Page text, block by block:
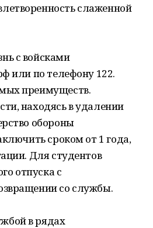
слаженной
с войсками
или по телефону 122.
преимуществ.
находясь в удалении
обороны
сроком от 1 года,
Для студентов
отпуска с
со службы.
в рядах